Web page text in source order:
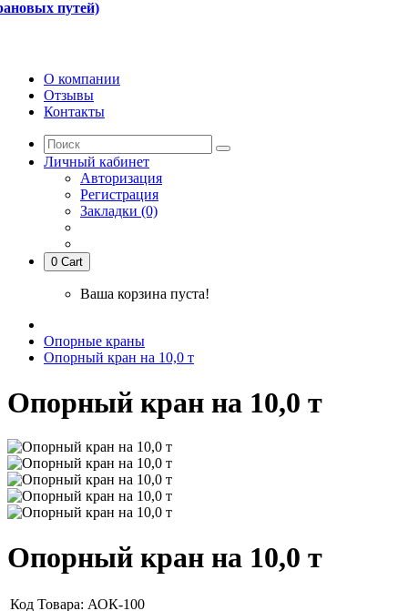
путей)
О компании
Отзывы
Контакты
Личный кабинет
Авторизация
Регистрация
Закладки (0)
0 Cart
Ваша корзина пуста!
Опорные краны
Опорный кран на 10,0 т
Опорный кран на 10,0 т
Опорный кран на 10,0 т
Код Товара: АОК-100